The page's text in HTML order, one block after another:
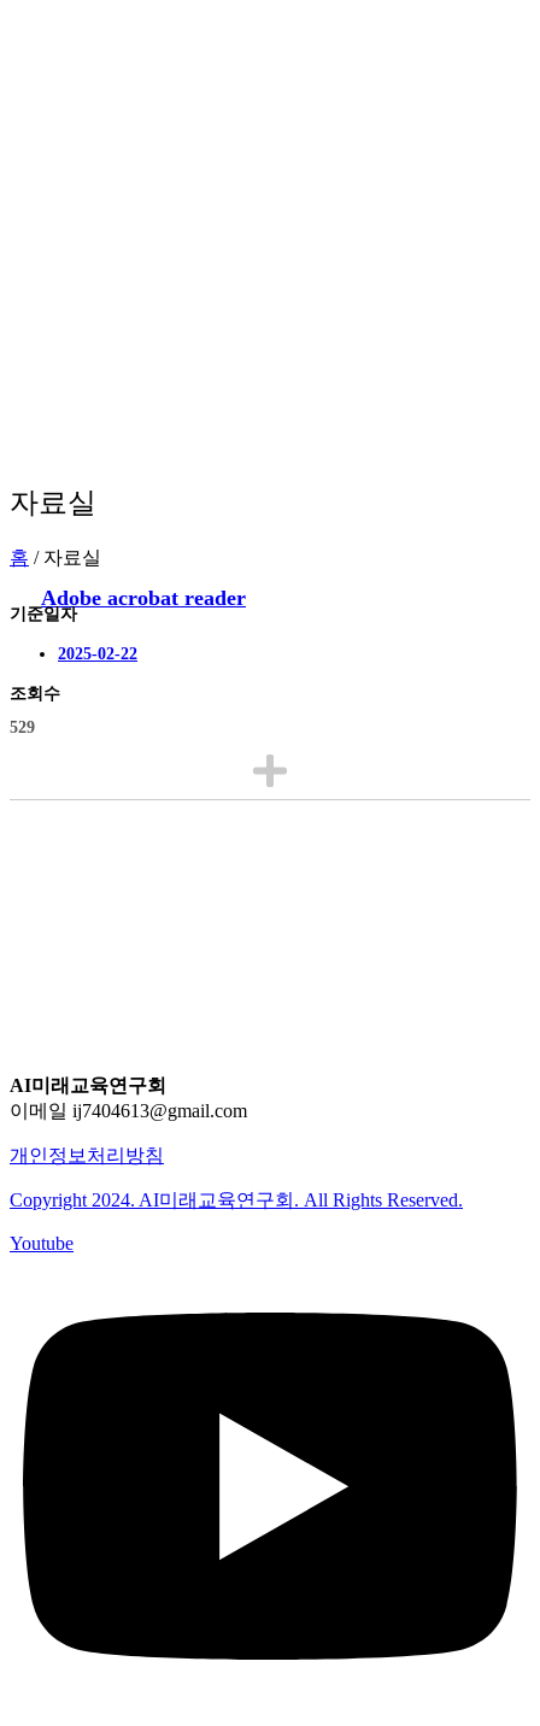
자료실
홈 / 자료실
Adobe acrobat reader
기준일자
2025-02-22
조회수
529
AI미래교육연구회
이메일 ij7404613@gmail.com
개인정보처리방침
Copyright 2024. AI미래교육연구회. All Rights Reserved.
Youtube